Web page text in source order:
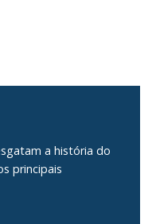
a história do
principais